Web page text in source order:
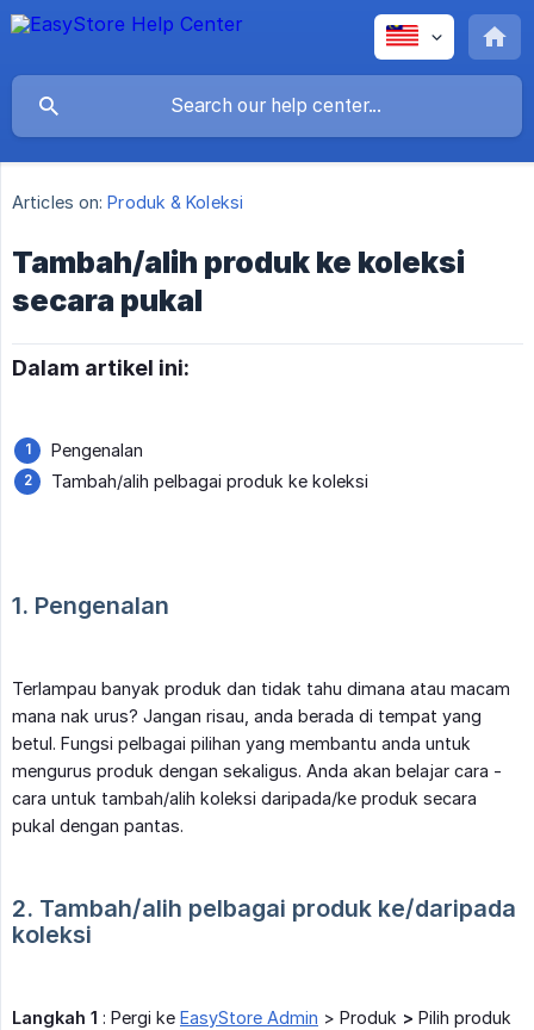
Articles on: Produk & Koleksi
Tambah/alih produk ke koleksi
secara pukal
Dalam artikel ini:
Pengenalan
Tambah/alih pelbagai produk ke koleksi
1. Pengenalan
Terlampau banyak produk dan tidak tahu dimana atau macam
mana nak urus? Jangan risau, anda berada di tempat yang
betul. Fungsi pelbagai pilihan yang membantu anda untuk
mengurus produk dengan sekaligus. Anda akan belajar cara -
cara untuk tambah/alih koleksi daripada/ke produk secara
pukal dengan pantas.
2. Tambah/alih pelbagai produk ke/daripada
koleksi
Langkah 1 : Pergi ke EasyStore Admin > Produk > Pilih produk